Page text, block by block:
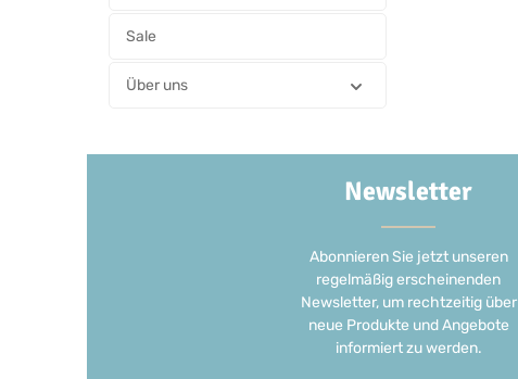
Sale
Über uns
Newsletter
Abonnieren Sie jetzt unseren
regelmäßig erscheinenden
Newsletter, um rechtzeitig über
neue Produkte und Angebote
informiert zu werden.